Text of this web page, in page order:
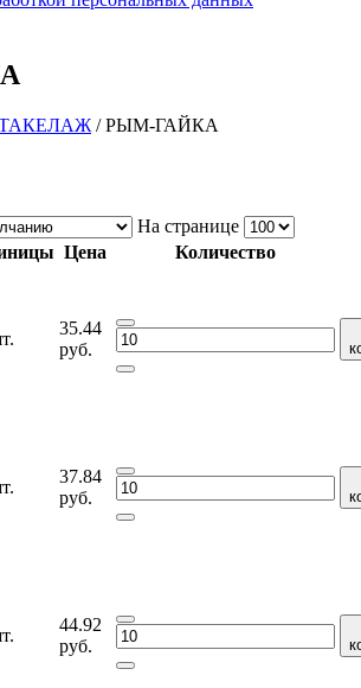
/РЫМ-ГАЙКА
На странице
Цена Количество
35.44
руб.
37.84
руб.
44.92
руб.